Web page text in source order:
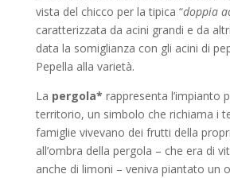
vista del chicco per la tipica “doppia
caratterizzata da acini grandi e da
data la somiglianza con gli acini di
Pepella alla varietà.
La pergola* rappresenta l’impianto
territorio, un simbolo che richiama i
famiglie vivevano dei frutti della
all’ombra della pergola – che era di
anche di limoni – veniva piantato un